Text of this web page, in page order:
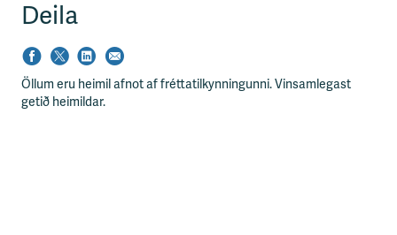
Deila
Öllum eru heimil afnot af fréttatilkynningunni. Vinsamlegast
getið heimildar.